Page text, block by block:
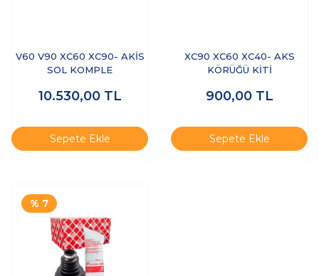
V60 V90 XC60 XC90- AKİS
SOL KOMPLE
10.530,00 TL
Sepete Ekle
XC90 XC60 XC40- AKS
KÖRÜĞÜ KİTİ
900,00 TL
Sepete Ekle
% 7